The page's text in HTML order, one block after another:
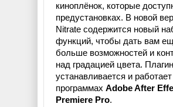
киноплёнок, которые
предустановках. В новой
Nitrate содержится новый
функций, чтобы дать вам
больше возможностей и
над градацией цвета. Плагин
устанавливается и
программах Adobe After
Premiere Pro.